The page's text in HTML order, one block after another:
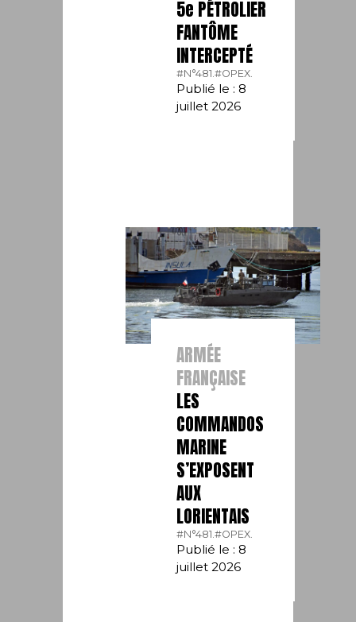
5e PÉTROLIER
FANTÔME
INTERCEPTÉ
#N°481. #OPEX.
Publié le : 8
juillet 2026
ARMÉE
FRANÇAISE
LES
COMMANDOS
MARINE
S’EXPOSENT
AUX
LORIENTAIS
#N°481. #OPEX.
Publié le : 8
juillet 2026